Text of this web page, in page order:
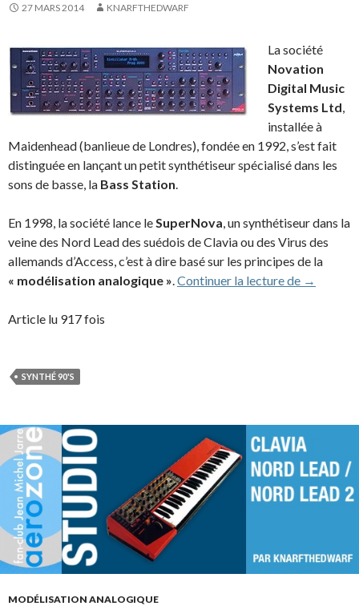
27 MARS 2014 KNARFTHEDWARF
La société
Novation
Digital Music
Systems Ltd
installée à
Maidenhead (banlieue de Londres), fondée en 1992, s’est fait
distinguée en lançant un petit synthétiseur spécialisé dans les
sons de basse, la Bass Station
En 1998, la société lance le SuperNova , un synthétiseur dans la
veine des Nord Lead des suédois de Clavia ou des Virus des
allemands d’Access, c’est à dire basé sur les principes de la
« modélisation analogique » Continuer la lecture de →
Article lu 917 fois
SYNTHÉ 90'S
MODÉLISATION ANALOGIQUE